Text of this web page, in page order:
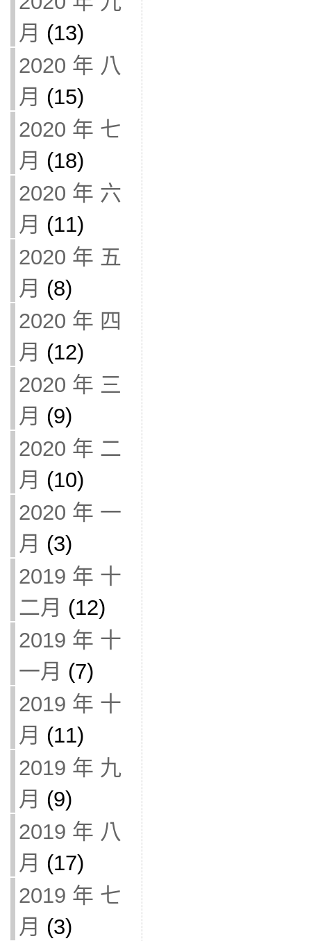
月 (13)
2020 年 八
月 (15)
2020 年 七
月 (18)
2020 年 六
月 (11)
2020 年 五
月 (8)
2020 年 四
月 (12)
2020 年 三
月 (9)
2020 年 二
月 (10)
2020 年 一
月 (3)
2019 年 十
二月 (12)
2019 年 十
一月 (7)
2019 年 十
月 (11)
2019 年 九
月 (9)
2019 年 八
月 (17)
2019 年 七
月 (3)